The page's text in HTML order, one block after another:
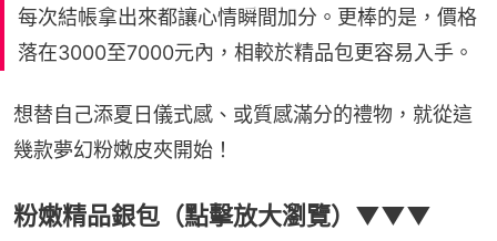
每次結帳拿出來都讓心情瞬間加分。更棒的是，價格
落在3000至7000元內，相較於精品包更容易入手。
想替自己添夏日儀式感、或質感滿分的禮物，就從這
幾款夢幻粉嫩皮夾開始！
粉嫩精品銀包（點擊放大瀏覽）▼▼▼